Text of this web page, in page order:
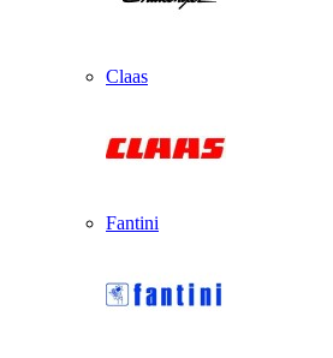
Claas
Fantini